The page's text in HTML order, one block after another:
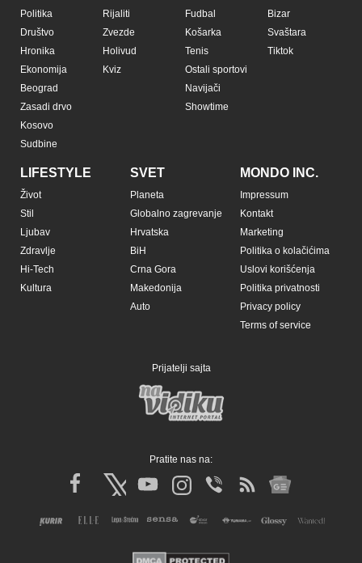
Politika
Društvo
Hronika
Ekonomija
Beograd
Zasadi drvo
Kosovo
Sudbine
Rijaliti
Zvezde
Holivud
Kviz
Fudbal
Košarka
Tenis
Ostali sportovi
Navijači
Showtime
Bizar
Svaštara
Tiktok
LIFESTYLE
Život
Stil
Ljubav
Zdravlje
Hi-Tech
Kultura
SVET
Planeta
Globalno zagrevanje
Hrvatska
BiH
Crna Gora
Makedonija
Auto
MONDO INC.
Impressum
Kontakt
Marketing
Politika o kolačićima
Uslovi korišćenja
Politika privatnosti
Privacy policy
Terms of service
Prijatelji sajta
Pratite nas na: